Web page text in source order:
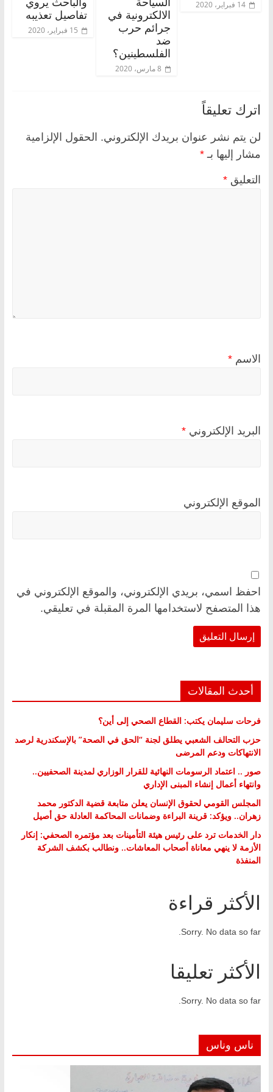
14 فبراير، 2020
الالكترونية في
جرائم حرب
ضد
الفلسطينين؟
8 مارس، 2020
تفاصيل تعذيبه
15 فبراير، 2020
اترك تعليقاً
لن يتم نشر عنوان بريدك الإلكتروني. الحقول الإلزامية
مشار إليها بـ *
التعليق *
الاسم *
البريد الإلكتروني *
الموقع الإلكتروني
احفظ اسمي، بريدي الإلكتروني، والموقع الإلكتروني في
هذا المتصفح لاستخدامها المرة المقبلة في تعليقي.
أحدث المقالات
فرحات سليمان يكتب: القطاع الصحي إلى أين؟
حزب التحالف الشعبي يطلق لجنة “الحق في الصحة” بالإسكندرية لرصد
الانتهاكات ودعم المرضى
صور .. اعتماد الرسومات النهائية للقرار الوزاري لمدينة الصحفيين..
وانتهاء أعمال إنشاء المبنى الإداري
المجلس القومي لحقوق الإنسان يعلن متابعة قضية الدكتور محمد
زهران.. ويؤكد: قرينة البراءة وضمانات المحاكمة العادلة حق أصيل
دار الخدمات ترد على رئيس هيئة التأمينات بعد مؤتمره الصحفي: إنكار
الأزمة لا ينهي معاناة أصحاب المعاشات.. ونطالب بكشف الشركة
المنفذة
الأكثر قراءة
Sorry. No data so far.
الأكثر تعليقا
Sorry. No data so far.
ناس وناس